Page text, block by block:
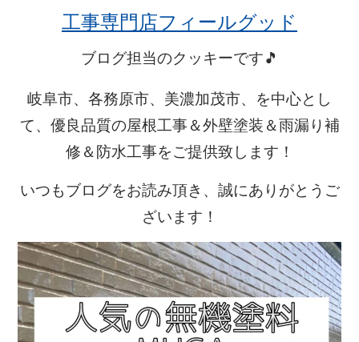
工事専門店フィールグッド
ブログ担当のクッキーです🎵
岐阜市、各務原市、美濃加茂市、を中心とし
て、優良品質の屋根工事＆外壁塗装＆雨漏り補
修＆防水工事をご提供致します！
いつもブログをお読み頂き、誠にありがとうご
ざいます！